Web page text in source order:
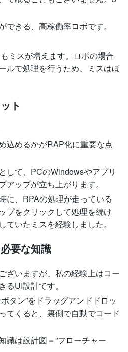
きる、高稼働率ロボです。
ミスが増えます。ロボの場合
ルで処理を行うため、ミスはほ
ト
込めるかがRAP化に重要な点
して、PCのWindowsやアプリ
ップが立ち上がります。
に、RPAの処理が走っている
プをクリックして処理を続け
いたミスを経験しました。
要な知識
ざいますが、私の経験上はコー
るUI設計です。
タン”をドラッグアンドドロッ
てくると、裏側で自動でコード
識は設計図＝”フローチャー